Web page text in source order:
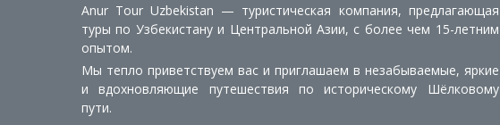
Anur Tour Uzbekistan — туристическая компания, предлагающая
туры по Узбекистану и Центральной Азии, с более чем 15-летним
опытом.
Мы тепло приветствуем вас и приглашаем в незабываемые, яркие
и вдохновляющие путешествия по историческому Шёлковому
пути.